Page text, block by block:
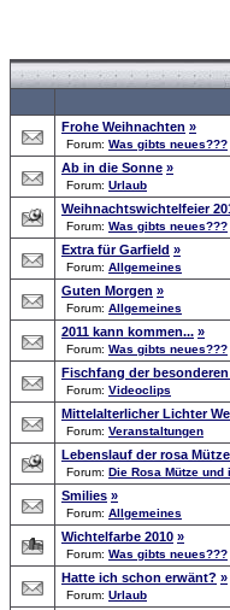
Frohe Weihnachten »
Forum: Was gibts neues???
Ab in die Sonne »
Forum: Urlaub
Weihnachtswichtelfeier
Forum: Was gibts neues???
Extra für Garfield »
Forum: Allgemeines
Guten Morgen »
Forum: Allgemeines
2011 kann kommen... »
Forum: Was gibts neues???
Fischfang der
Forum: Videoclips
Mittelalterlicher Lichter
Forum: Veranstaltungen
Lebenslauf der rosa
Forum: Die Rosa Mütze und
Smilies »
Forum: Allgemeines
Wichtelfarbe 2010 »
Forum: Was gibts neues???
Hatte ich schon erwänt? »
Forum: Urlaub